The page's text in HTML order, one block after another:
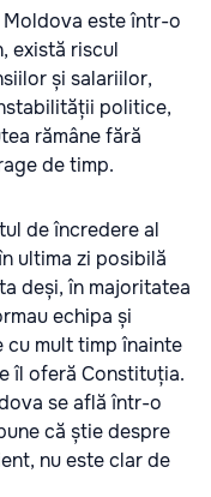
Moldova este într-o
există riscul
și salariilor,
politice,
rămâne fără
de timp.
de încredere al
ultima zi posibilă
deși, în majoritatea
echipa și
cu mult timp înainte
îl oferă Constituția.
se află într-o
că știe despre
nu este clar de